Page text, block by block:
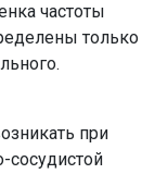
частоты
только
при
сосудистой